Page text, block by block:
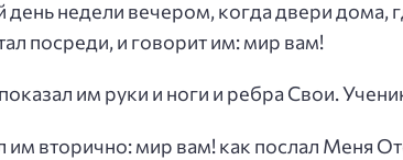
день недели вечером, когда двери дома,
посреди, и говорит им: мир вам!
им руки и ноги и ребра Свои.
им вторично: мир вам! как послал Меня